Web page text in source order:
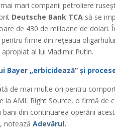
mari companii petroliere
Deutsche Bank TCA să se
de 430 de milioane de dolari.
firme din reţeaua
al lui Vladimir Putin.
„erbicidează” și
de mai multe ori pentru
la AML Right Source, o firmă de
din continuarea operării
noteazăAdevărul.